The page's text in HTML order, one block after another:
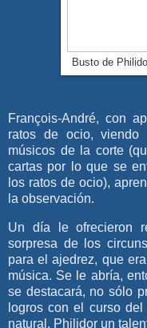
Busto de
François-André, con
ratos de ocio,
músicos de la corte
cartas por lo que se
los ratos de ocio),
la observación.
Un día le ofrecieron
sorpresa de los
para el ajedrez, que
música. Se le abría,
se destacará, no sólo
logros con el curso
natural. Philidor un